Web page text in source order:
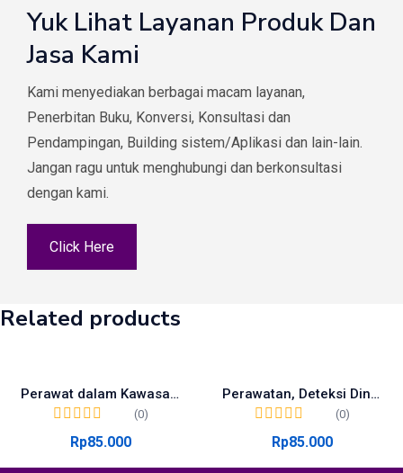
Yuk Lihat Layanan Produk Dan
Jasa Kami
Kami menyediakan berbagai macam layanan,
Penerbitan Buku, Konversi, Konsultasi dan
Pendampingan, Building sistem/Aplikasi dan lain-lain.
Jangan ragu untuk menghubungi dan berkonsultasi
dengan kami.
Click Here
Related products
Perawat dalam Kawasan Rawan Bencana Dunia
(0)
Rp85.000
Perawatan, Deteksi Dini, dan Stimulasi Tumbuh Kembang Bayi Baru Lahir, Bayi dan Balita
(0)
Rp85.000